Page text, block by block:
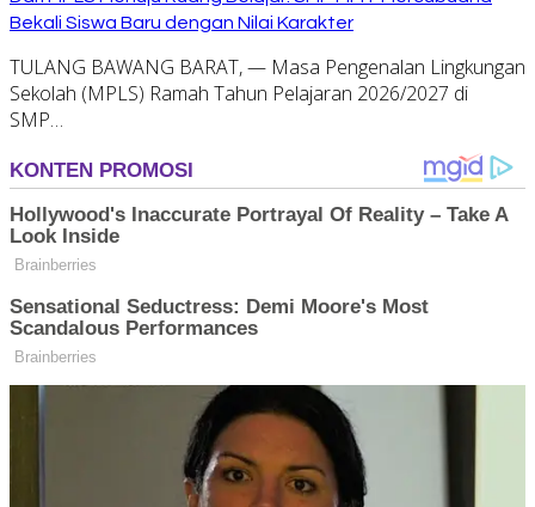
Bekali Siswa Baru dengan Nilai Karakter
TULANG BAWANG BARAT, — Masa Pengenalan Lingkungan
Sekolah (MPLS) Ramah Tahun Pelajaran 2026/2027 di
SMP…